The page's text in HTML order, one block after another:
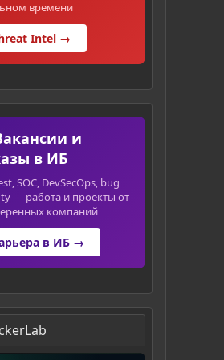
времени
Intel →
и
в ИБ
SOC, DevSecOps, bug
— работа и проекты от
компаний
в ИБ →